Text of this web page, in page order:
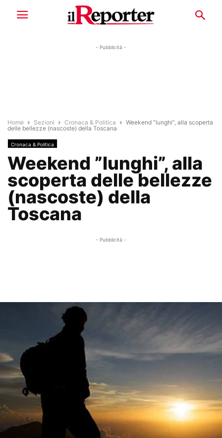
- Pubblicità -
Home Sezioni Cronaca & Politica
Weekend ”lunghi”, alla scoperta
delle bellezze (nascoste) della Toscana
Cronaca & Politica
Weekend ”lunghi”, alla
scoperta delle bellezze
(nascoste) della
Toscana
- Pubblicità -